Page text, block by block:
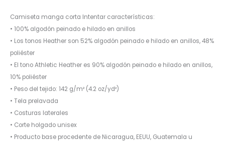
Camiseta manga corta Intentar características:
• 100% algodón peinado e hilado en anillos
• Los tonos Heather son 52% algodón peinado e hilado en anillos, 48%
poliéster
• El tono Athletic Heather es 90% algodón peinado e hilado en anillos,
10% poliéster
• Peso del tejido: 142 g/m² (4.2 oz/yd²)
• Tela prelavada
• Costuras laterales
• Corte holgado unisex
• Producto base procedente de Nicaragua, EEUU, Guatemala u